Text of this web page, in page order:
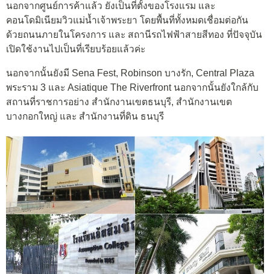
นอกจากศูนย์การค้าแล้ว ยังเป็นที่ตั้งของโรงแรม และ
คอนโดมิเนียมวิวแม่น้ำเจ้าพระยา โดยพื้นที่ทั้งหมดเชื่อมต่อกัน
ด้วยถนนภายในโครงการ และ สถานีรถไฟฟ้าสายสีทอง ที่ปัจจุบัน
เปิดใช้งานไปเป็นที่เรียบร้อยแล้วค่ะ
นอกจากนั้นยังมี Sena Fest, Robinson บางรัก, Central Plaza
พระราม 3 และ Asiatique The Riverfront นอกจากนั้นยังใกล้กับ
สถานที่ราชการอย่าง สำนักงานเขตธนบุรี, สำนักงานเขต
บางกอกใหญ่ และ สำนักงานที่ดิน ธนบุรี